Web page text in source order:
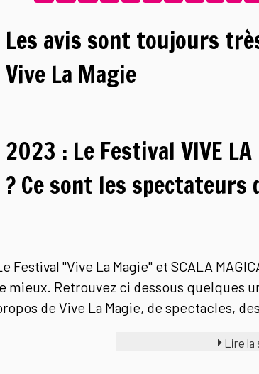
Les avis sont toujours
Vive La Magie
2023 : Le Festival VIVE LA
? Ce sont les
Festival "Vive La Magie" et SCALA
mieux. Retrouvez ci dessous quelques
de Vive La Magie, de spectacles,
Lire la